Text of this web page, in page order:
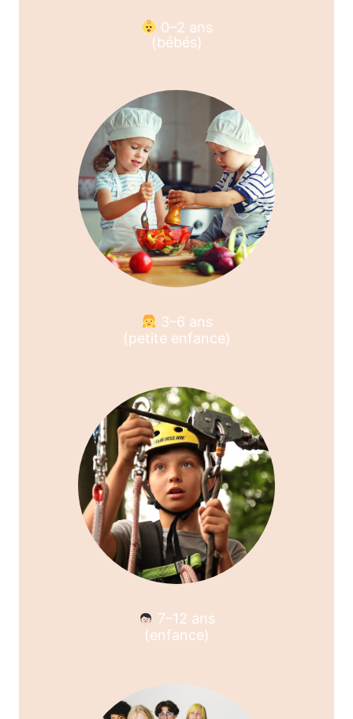
0–2 ans
(bébés)
3–6 ans
(petite enfance)
7–12 ans
(enfance)